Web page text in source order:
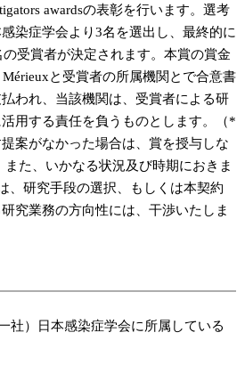
awardsの表彰を行います。選考
染症学会より3名を選出し、最終的に
受賞者が決定されます。本賞の賞金
と受賞者の所属機関とで合意書
われ、当該機関は、受賞者による研
用する責任を負うものとします。（*
案がなかった場合は、賞を授与しな
た、いかなる状況及び時期におきま
、研究手段の選択、もしくは本契約
究業務の方向性には、干渉いたしま
社）日本感染症学会に所属している